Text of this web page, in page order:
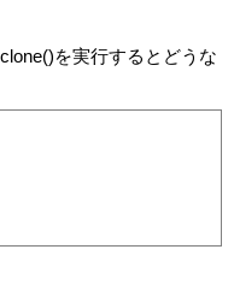
を実行するとどうな